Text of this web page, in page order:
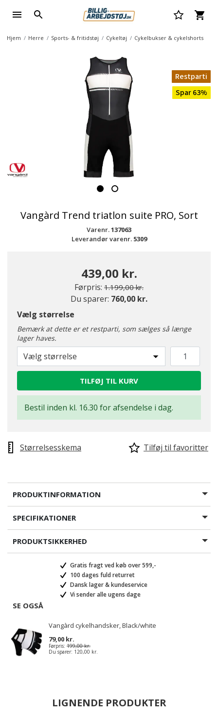
Hjem Herre Sports- & fritidstøj Cykeltøj Cykelbukser & cykelshorts
Restparti
Spar 63%
Vangàrd Trend triatlon suite PRO, Sort
Varenr.137063
Leverandør varenr. 5309
439,00 kr.
Førpris: Pris nedsat fra
1.199,00 kr.til
Du sparer: 760,00 kr.
Vælg størrelse
Bemærk at dette er et restparti, som sælges så længe
lager haves.
Vælg størrelse
TILFØJ TIL KURV
Bestil inden kl. 16.30 for afsendelse i dag.
Størrelsesskema Tilføj til favoritter
PRODUKTINFORMATION
SPECIFIKATIONER
PRODUKTSIKKERHED
Gratis fragt ved køb over 599,-
100 dages fuld returret
Dansk lager & kundeservice
Vi sender alle ugens dage
SE OGSÅ
Vangàrd cykelhandsker, Black/white
79,00 kr.
Førpris: 199,00 kr.
Du sparer: 120,00 kr.
LIGNENDE PRODUKTER